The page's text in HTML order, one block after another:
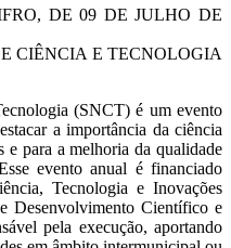
DE 09 DE JULHO DE
CIÊNCIA E TECNOLOGIA
(SNCT) é um evento
a importância da ciência
e para a melhoria da qualidade
evento anual é financiado
Tecnologia e Inovações
Desenvolvimento Científico e
pela execução, aportando